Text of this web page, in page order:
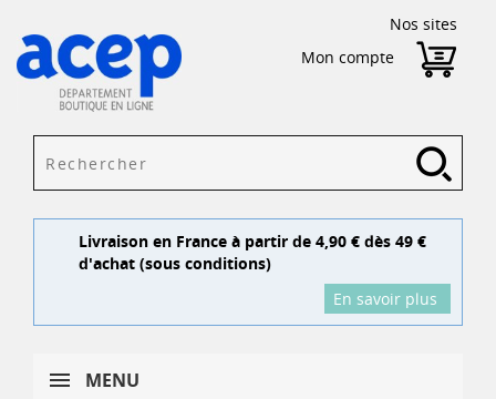
Mon compte
Nos sites
Livraison en France à partir de 4,90 € dès 49 €
d'achat (sous conditions)
En savoir plus
MENU